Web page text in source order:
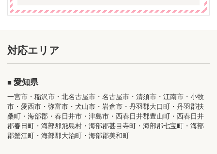
対応エリア
愛知県
一宮市・稲沢市・北名古屋市・名古屋市・清須市・江南市・小牧
市・愛西市・弥富市・犬山市・岩倉市・丹羽郡大口町・丹羽郡扶
桑町・海部郡・春日井市・津島市・西春日井郡豊山町・西春日井
郡春日町・海部郡飛島村・海部郡甚目寺町・海部郡七宝町・海部
郡蟹江町・海部郡大治町・海部郡美和町